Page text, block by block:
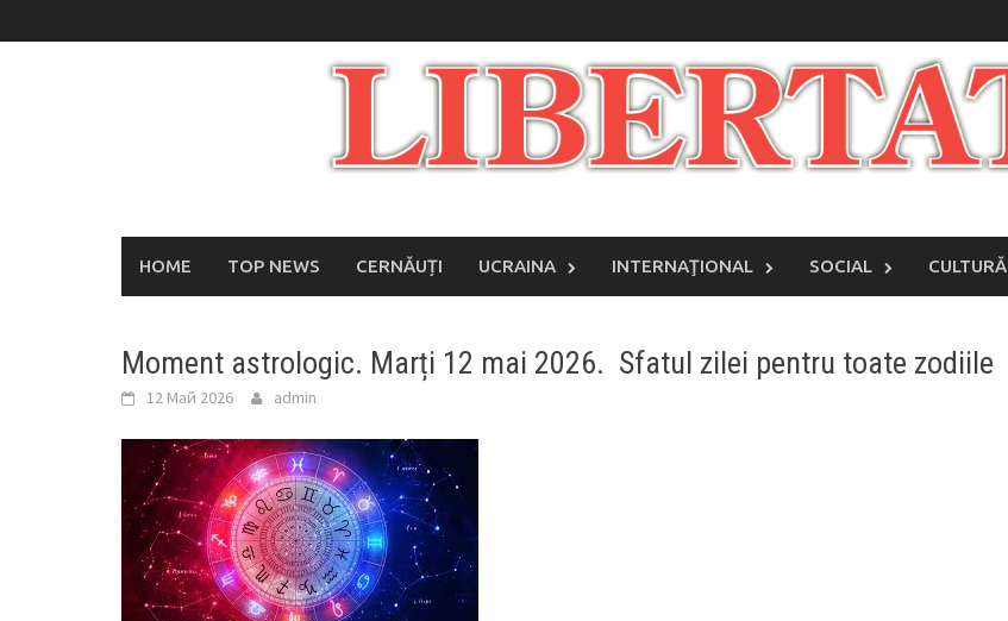
to
HOME TOP NEWS CERNĂUȚI UCRAINA INTERNAŢIONAL SOCIAL CULTURĂ
Moment astrologic. Marți 12 mai 2026. Sfatul zilei pentru toate zodiile
12 Май 2026 admin